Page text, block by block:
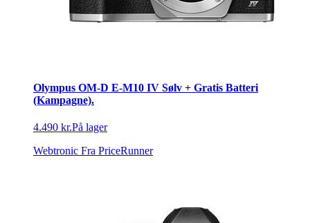
Olympus OM-D E-M10 IV Sølv + Gratis Batteri
(Kampagne).
4.490 kr.På lager
Webtronic Fra PriceRunner